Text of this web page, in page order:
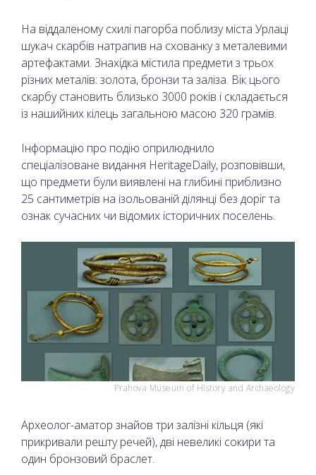
На віддаленому схилі пагорба поблизу міста Урлаці
шукач скарбів натрапив на схованку з металевими
артефактами. Знахідка містила предмети з трьох
різних металів: золота, бронзи та заліза. Вік цього
скарбу становить близько 3000 років і складається
із нашийних кілець загальною масою 320 грамів.
Інформацію про подію оприлюднило
спеціалізоване видання HeritageDaily, розповівши,
що предмети були виявлені на глибині приблизно
25 сантиметрів на ізольованій ділянці без доріг та
ознак сучасних чи відомих історичних поселень.
Prahova Museum of History and Archaeology
Археолог-аматор знайов три залізні кільця (які
прикривали решту речей), дві невеликі сокири та
один бронзовий браслет.